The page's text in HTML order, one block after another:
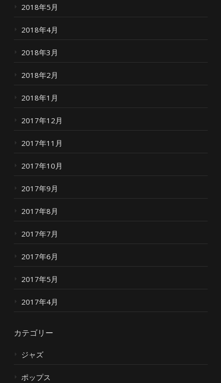
2018年5月
2018年4月
2018年3月
2018年2月
2018年1月
2017年12月
2017年11月
2017年10月
2017年9月
2017年8月
2017年7月
2017年6月
2017年5月
2017年4月
カテゴリー
ジャズ
ポップス